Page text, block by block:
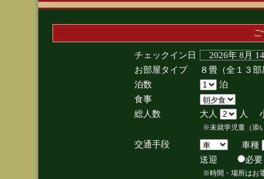
チェックイン日
2026年 8月
お部屋タイプ
８畳（全１３
泊数
泊
食事
総人数
大人 人
※未就学児童（添
交通手段
車種
送迎
※時間・場所はお